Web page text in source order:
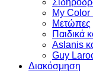
My Color
Μετώπες
Παιδικά
Aslanis
Guy
Διακόσμηση